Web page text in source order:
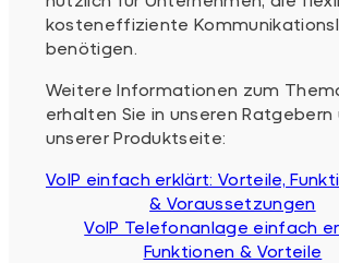
kosteneffiziente
benötigen.
Weitere Informationen zum
erhalten Sie in unseren Ratgebern
unserer Produktseite:
VoIP einfach erklärt: Vorteile,
& Voraussetzungen
VoIP Telefonanlage einfach
Funktionen & Vorteile